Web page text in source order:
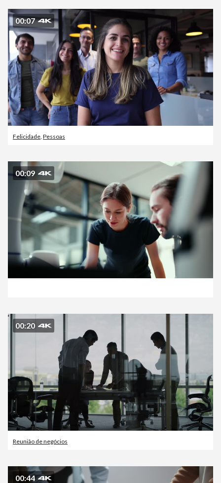
00:07
Felicidade Pessoas
00:09
00:20
Reunião de negócios
00:44